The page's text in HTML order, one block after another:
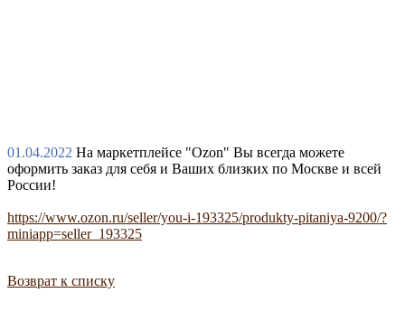
01.04.2022 На маркетплейсе "Ozon" Вы всегда можете
оформить заказ для себя и Ваших близких по Москве и всей
России!
https://www.ozon.ru/seller/you-i-193325/produkty-pitaniya-9200/?
miniapp=seller_193325
Возврат к списку